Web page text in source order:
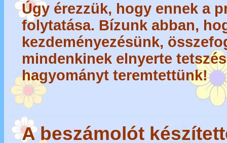
Úgy érezzük, hogy ennek a
folytatása. Bízunk abban,
kezdeményezésünk,
mindenkinek elnyerte
hagyományt teremtettünk!
A beszámolót